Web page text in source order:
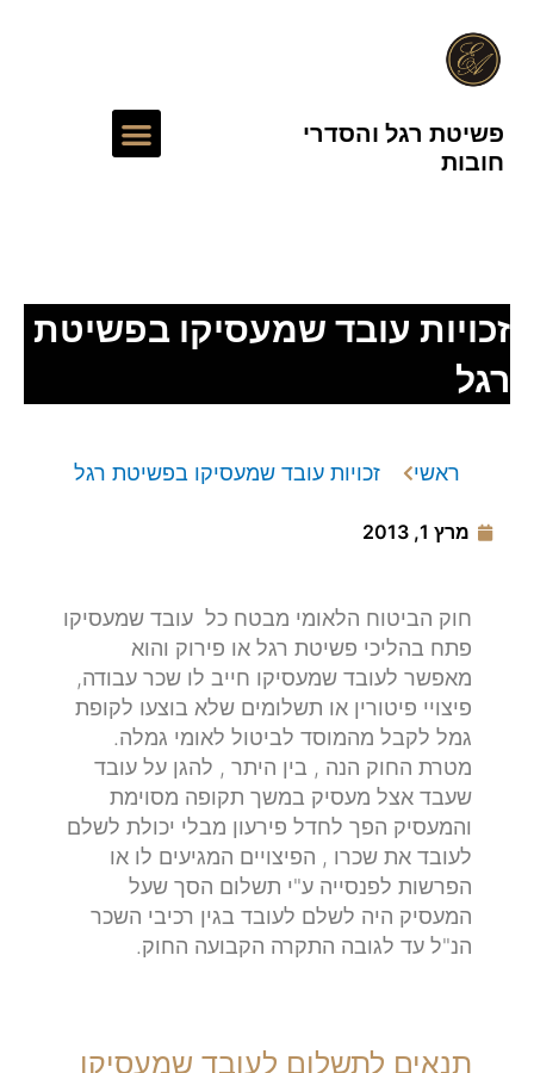
לתוכן
פשיטת רגל והסדרי
חובות
תפריט
זכויות עובד שמעסיקו בפשיטת
רגל
ראשי זכויות עובד שמעסיקו בפשיטת רגל
מרץ 1, 2013
חוק הביטוח הלאומי מבטח כל עובד שמעסיקו
פתח בהליכי פשיטת רגל או פירוק והוא
מאפשר לעובד שמעסיקו חייב לו שכר עבודה,
פיצויי פיטורין או תשלומים שלא בוצעו לקופת
גמל לקבל מהמוסד לביטול לאומי גמלה.
מטרת החוק הנה , בין היתר , להגן על עובד
שעבד אצל מעסיק במשך תקופה מסוימת
והמעסיק הפך לחדל פירעון מבלי יכולת לשלם
לעובד את שכרו , הפיצויים המגיעים לו או
הפרשות לפנסייה ע"י תשלום הסך שעל
המעסיק היה לשלם לעובד בגין רכיבי השכר
הנ"ל עד לגובה התקרה הקבועה החוק.
תנאים לתשלום לעובד שמעסיקו